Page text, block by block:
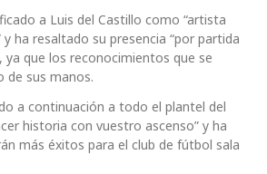
a Luis del Castillo como “artista
ha resaltado su presencia “por partida
ya que los reconocimientos que se
de sus manos.
a continuación a todo el plantel del
historia con vuestro ascenso” y ha
más éxitos para el club de fútbol sala